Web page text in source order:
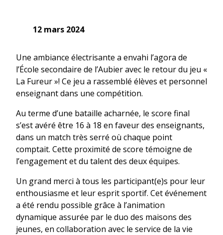
12 mars 2024
Une ambiance électrisante a envahi l’agora de
l’École secondaire de l’Aubier avec le retour du jeu «
La Fureur »! Ce jeu a rassemblé élèves et personnel
enseignant dans une compétition.
Au terme d’une bataille acharnée, le score final
s’est avéré être 16 à 18 en faveur des enseignants,
dans un match très serré où chaque point
comptait. Cette proximité de score témoigne de
l’engagement et du talent des deux équipes.
Un grand merci à tous les participant(e)s pour leur
enthousiasme et leur esprit sportif. Cet événement
a été rendu possible grâce à l’animation
dynamique assurée par le duo des maisons des
jeunes, en collaboration avec le service de la vie